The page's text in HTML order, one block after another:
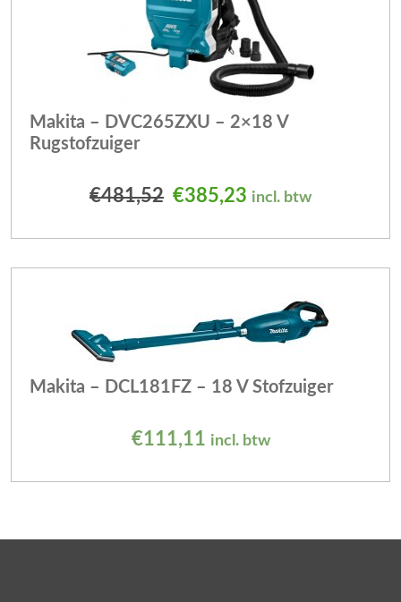
Makita – DVC265ZXU – 2×18 V
Rugstofzuiger
€481,52 Oorspronkelijke prijs
€385,23 Huidige prijs is:
incl. btw
Makita – DCL181FZ – 18 V Stofzuiger
€111,11 incl. btw